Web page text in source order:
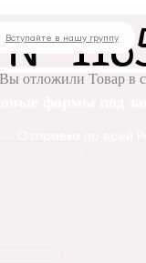
Вступайте в нашу группу
Вы отложилиТовар в
№